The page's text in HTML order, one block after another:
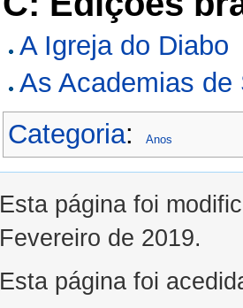
A Igreja do Diabo
As Academias de
Categoria: Anos
Esta página foi
Fevereiro de 2019.
Esta página foi